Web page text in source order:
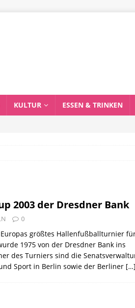
KULTUR ESSEN & TRINKEN
2003 der Dresdner Bank
0
größtes Hallenfußballturnier
1975 von der Dresdner Bank ins
des Turniers sind die
Sport in Berlin sowie der Berliner […]